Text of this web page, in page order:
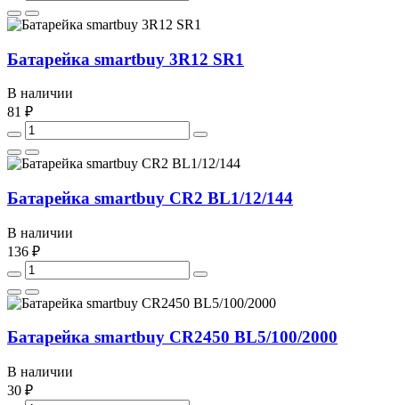
Батарейка smartbuy 3R12 SR1
В наличии
81 ₽
Батарейка smartbuy CR2 BL1/12/144
В наличии
136 ₽
Батарейка smartbuy CR2450 BL5/100/2000
В наличии
30 ₽